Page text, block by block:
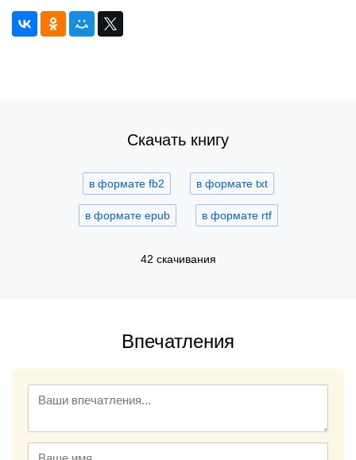
Скачать книгу
в формате fb2 в формате txt
в формате epub в формате rtf
42 скачивания
Впечатления